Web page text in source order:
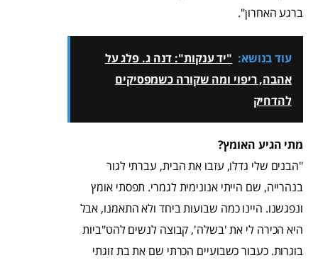
ברגע האחרון".
עוד בנושא: "יד ענקות": דנה ג. פלג על
אהבה, ריפוי ומה שקורה כשמפסיקים
להדחיק
מתי הגיע האומץ?
"הבנים שלי גדלו, עזבו את הבית, עברתי לגור
בנהרייה, שם הייתי אנונימית לגמרי. תפסתי אומץ
ונפגשנו. היינו כמה שבועות ביחד ולא התאמנו, אבל
היא הכירה לי את 'בשלה', קבוצה לנשים להט"ביות
בוגרות. כעבור כשבועיים הכרתי שם את בת זוגתי